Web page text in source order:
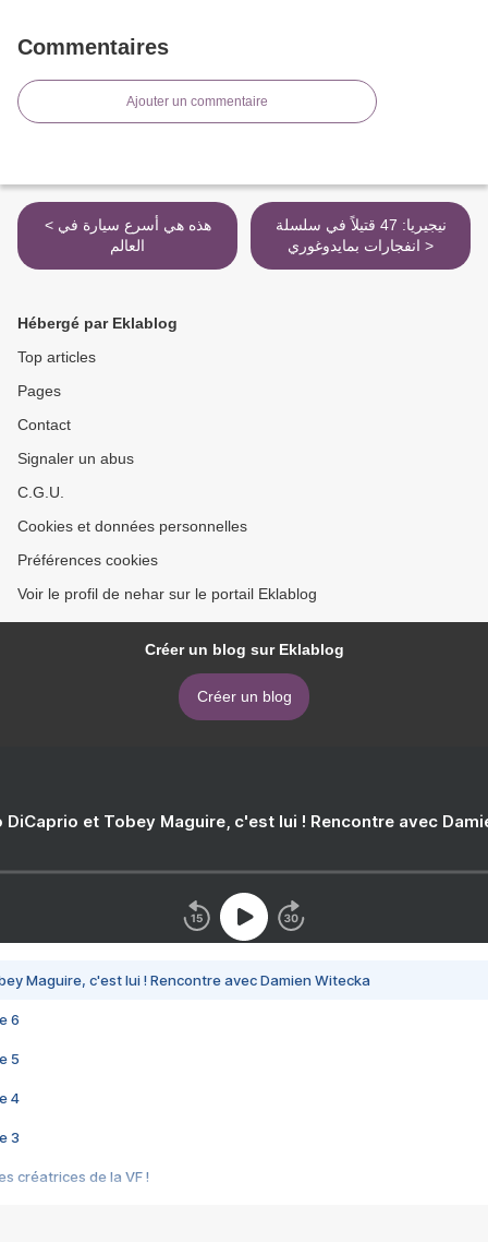
Commentaires
Ajouter un commentaire
< هذه هي أسرع سيارة في
العالم
نيجيريا: 47 قتيلاً في سلسلة
انفجارات بمايدوغوري >
Hébergé par Eklablog
Top articles
Pages
Contact
Signaler un abus
C.G.U.
Cookies et données personnelles
Préférences cookies
Voir le profil de nehar sur le portail Eklablog
Créer un blog sur Eklablog
Créer un blog
DiCaprio et Tobey Maguire, c'est lui ! Rencontre avec
Maguire, c'est lui ! Rencontre avec Damien Witecka
6
5
4
3
créatrices de la VF !